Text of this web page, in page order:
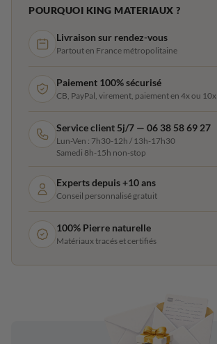
POURQUOI KING MATERIAUX ?
Livraison sur rendez-vous
Partout en France métropolitaine
Paiement 100% sécurisé
CB, PayPal, virement, paiement en 4x ou 10x
Service client 5j/7 — 06 38 58 69 27
Lun-Ven : 7h30-12h / 13h-17h30
Samedi 8h-15h non-stop
Experts depuis +10 ans
Conseil personnalisé gratuit
100% Pierre naturelle
Matériaux tracés et certifiés